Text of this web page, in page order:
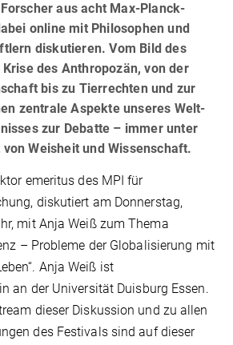
aus acht Max-Planck-
online mit Philosophen und
diskutieren. Vom Bild des
des Anthropozän, von der
bis zu Tierrechten und zur
zentrale Aspekte unseres Welt-
zur Debatte – immer unter
Weisheit und Wissenschaft.
emeritus des MPI für
diskutiert am Donnerstag,
mit Anja Weiß zum Thema
– Probleme der Globalisierung mit
Anja Weiß ist
an der Universität Duisburg Essen.
dieser Diskussion und zu allen
des Festivals sind auf dieser